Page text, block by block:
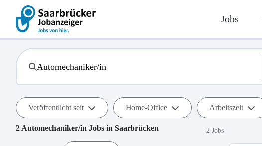
Jobs
Veröffentlicht seit Home-Office Arbeitszeit
2 Automechaniker/in Jobs in Saarbrücken 2 Jobs